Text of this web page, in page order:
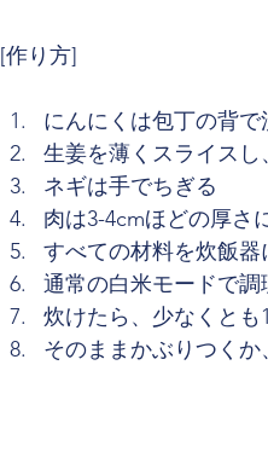
[作り方]
にんにくは包丁の背で
生姜を薄くスライスし
ネギは手でちぎる
肉は3-4cmほどの厚さ
すべての材料を炊飯器
通常の白米モードで調
炊けたら、少なくとも
そのままかぶりつくか